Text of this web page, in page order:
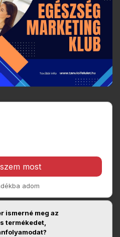
most
adom
ismerné meg az
termékedet,